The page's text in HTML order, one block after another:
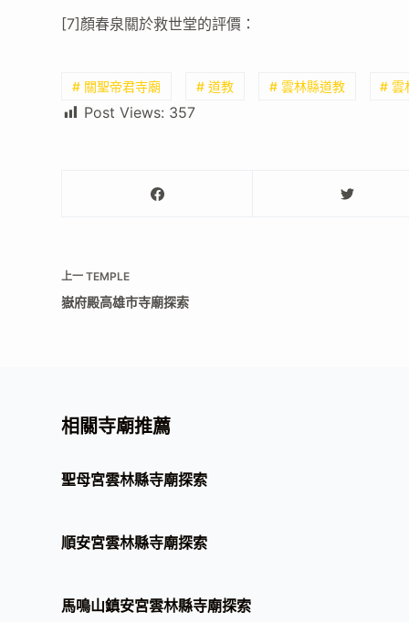
[7]顏春泉關於救世堂的評價：
# 關聖帝君寺廟 # 道教 # 雲林縣道教 # 雲
Post Views: 357
上一TEMPLE
嶽府殿高雄市寺廟探索
相關寺廟推薦
聖母宮雲林縣寺廟探索
順安宮雲林縣寺廟探索
馬鳴山鎮安宮雲林縣寺廟探索